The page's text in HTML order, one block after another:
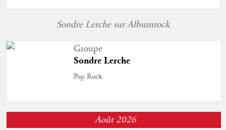
Sondre Lerche sur Albumrock
Groupe
Sondre Lerche
Pop Rock
Août 2026